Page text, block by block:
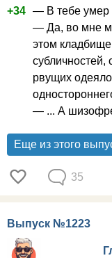
+34 — В тебе умер
— Да, во мне
этом
субличностей,
рвущих одеяло
— ... А
Еще из этого
35
Выпуск №1223